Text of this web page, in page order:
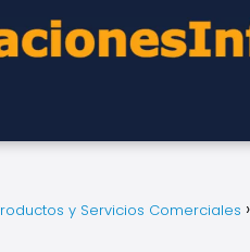
y Servicios Comerciales